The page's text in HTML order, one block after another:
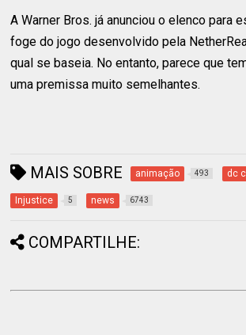
A Warner Bros. já anunciou o elenco para
foge do jogo desenvolvido pela
qual se baseia. No entanto, parece que
uma premissa muito semelhantes.
MAIS SOBRE animação 493 dc
Injustice 5 news 6743
COMPARTILHE: